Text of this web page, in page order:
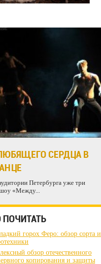
СЕРДЦА В
Петербурга уже три
шоу «Между...
ПОЧИТАТЬ
горох Феро: обзор сорта и
обзор отечественного
копирования и защиты